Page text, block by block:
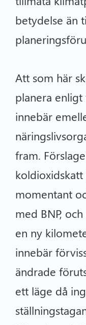
betydelse än
Att som här
planera
innebär
fram.
momentant
med BNP,
en ny
innebär
ändrade
ett läge då